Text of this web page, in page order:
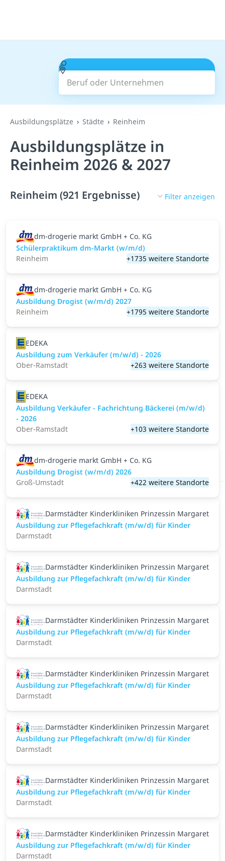
Beruf oder Unternehmen
Suchen
Ausbildungsplätze Städte Reinheim
Ausbildungsplätze in
Reinheim 2026 & 2027
Reinheim (921 Ergebnisse) Filter anzeigen
dm-drogerie markt GmbH + Co. KG
Schülerpraktikum dm-Markt (w/m/d)
Reinheim
+1735 weitere Standorte
dm-drogerie markt GmbH + Co. KG
Ausbildung Drogist (w/m/d) 2027
Reinheim
+1795 weitere Standorte
EDEKA
Ausbildung zum Verkäufer (m/w/d) - 2026
Ober-Ramstadt
+263 weitere Standorte
EDEKA
Ausbildung Verkäufer - Fachrichtung Bäckerei (m/w/d)
- 2026
Ober-Ramstadt
+103 weitere Standorte
dm-drogerie markt GmbH + Co. KG
Ausbildung Drogist (w/m/d) 2026
Groß-Umstadt
+422 weitere Standorte
Darmstädter Kinderkliniken Prinzessin Margaret
Ausbildung zur Pflegefachkraft (m/w/d) für Kinder
Darmstadt
Darmstädter Kinderkliniken Prinzessin Margaret
Ausbildung zur Pflegefachkraft (m/w/d) für Kinder
Darmstadt
Darmstädter Kinderkliniken Prinzessin Margaret
Ausbildung zur Pflegefachkraft (m/w/d) für Kinder
Darmstadt
Darmstädter Kinderkliniken Prinzessin Margaret
Ausbildung zur Pflegefachkraft (m/w/d) für Kinder
Darmstadt
Darmstädter Kinderkliniken Prinzessin Margaret
Ausbildung zur Pflegefachkraft (m/w/d) für Kinder
Darmstadt
Darmstädter Kinderkliniken Prinzessin Margaret
Ausbildung zur Pflegefachkraft (m/w/d) für Kinder
Darmstadt
Darmstädter Kinderkliniken Prinzessin Margaret
Ausbildung zur Pflegefachkraft (m/w/d) für Kinder
Darmstadt